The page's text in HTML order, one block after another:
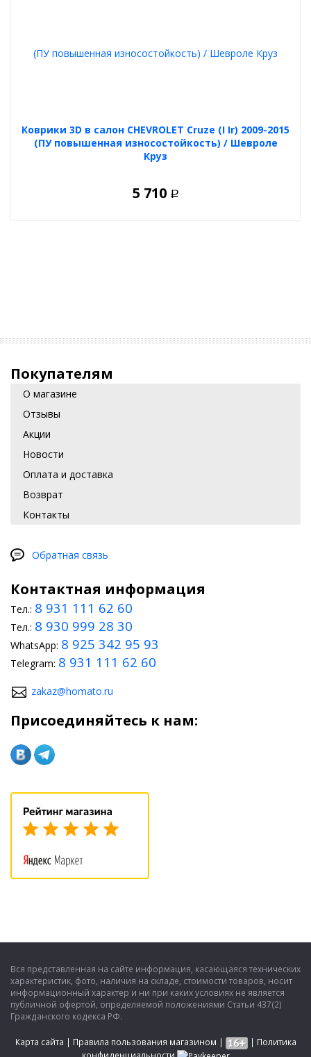
Коврики 3D в салон CHEVROLET Cruze (I Ir) 2009-2015
(ПУ повышенная износостойкость) / Шевроле
Круз
5 710 Р
Покупателям
О магазине
Отзывы
Акции
Новости
Оплата и доставка
Возврат
Контакты
Обратная связь
Контактная информация
Тел.: 8 931 111 62 60
Тел.: 8 930 999 28 30
WhatsApp: 8 925 342 95 93
Telegram: 8 931 111 62 60
zakaz@homato.ru
Присоединяйтесь к нам:
Вся представленная на сайте информация, касающаяся технических
характеристик, фото, наличия на складе, стоимости товаров, носит
информационный характер и ни при каких условиях не является
публичной офертой, определяемой положениями Статьи 437(2)
Гражданского кодекса РФ.
Карта сайта | Правила пользования магазином | | Политика